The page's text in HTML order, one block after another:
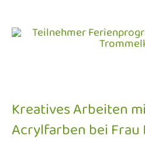
Kreatives Arbeiten
Acrylfarben bei Frau